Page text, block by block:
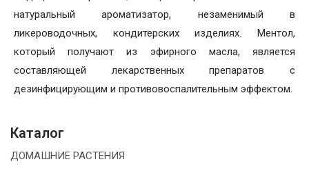
натуральный ароматизатор, незаменимый в
ликероводочных, кондитерских изделиях. Ментол,
который получают из эфирного масла, является
составляющей лекарственных препаратов с
дезинфицирующим и противовоспалительным эффектом.
Каталог
ДОМАШНИЕ РАСТЕНИЯ